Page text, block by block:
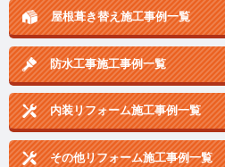
屋根葺き替え施工事例一覧
防水工事施工事例一覧
内装リフォーム施工事例一覧
その他リフォーム施工事例一覧